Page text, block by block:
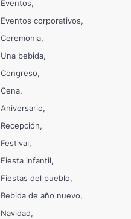
Eventos
Eventos corporativos
Ceremonia
Una bebida
Congreso
Cena
Aniversario
Recepción
Festival
Fiesta infantil
Fiestas del pueblo
Bebida de año nuevo
Navidad